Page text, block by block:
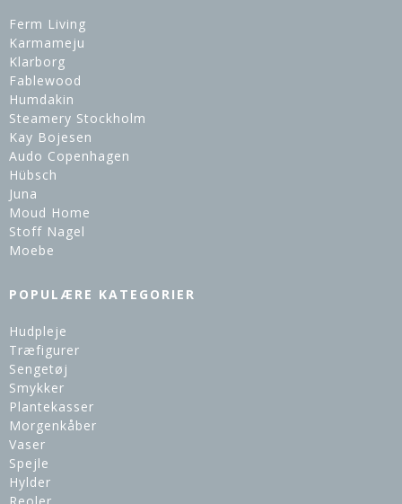
Ferm Living
Karmameju
Klarborg
Fablewood
Humdakin
Steamery Stockholm
Kay Bojesen
Audo Copenhagen
Hübsch
Juna
Moud Home
Stoff Nagel
Moebe
POPULÆRE KATEGORIER
Hudpleje
Træfigurer
Sengetøj
Smykker
Plantekasser
Morgenkåber
Vaser
Spejle
Hylder